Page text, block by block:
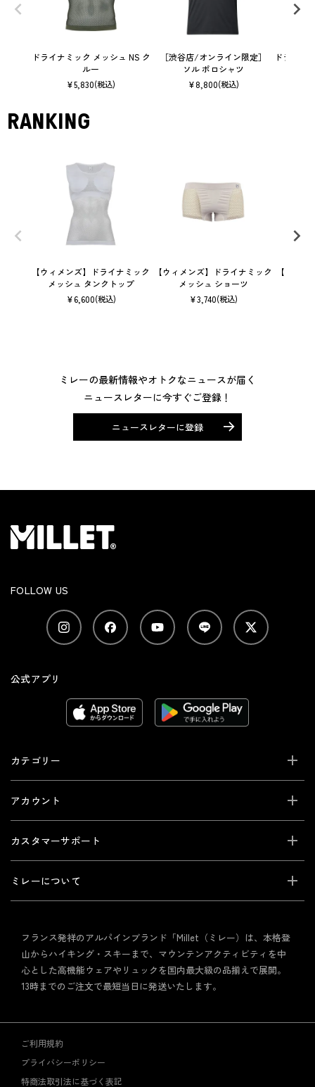
ドライナミック メッシュ NS ク
ルー
¥5,830(税込)
［渋谷店/オンライン限定］
ソル ポロシャツ
¥8,800(税込)
ドライナ
RANKING
【ウィメンズ】ドライナミック
メッシュ タンクトップ
¥6,600(税込)
【ウィメンズ】ドライナミック
メッシュ ショーツ
¥3,740(税込)
【ユニ
ミレーの最新情報やオトクなニュースが届く
ニュースレターに今すぐご登録！
ニュースレターに登録
FOLLOW US
公式アプリ
カテゴリー
アカウント
カスタマーサポート
ミレーについて
フランス発祥のアルパインブランド「Millet（ミレー）は、本格登
山からハイキング・スキーまで、マウンテンアクティビティを中
心とした高機能ウェアやリュックを国内最大級の品揃えで展開。
13時までのご注文で最短当日に発送いたします。
ご利用規約
プライバシーポリシー
特商法取引法に基づく表記